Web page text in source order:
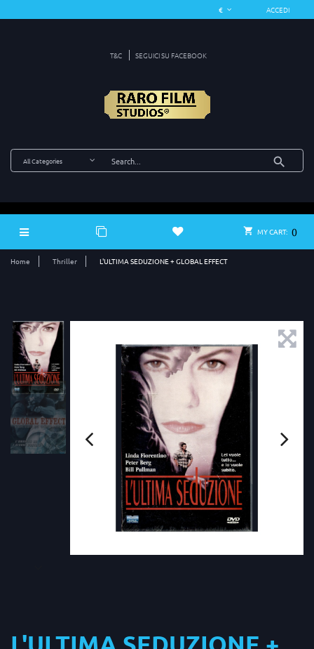
ACCEDI
T&C SEGUICI SU FACEBOOK
MY CART: 0
Home Thriller L'ULTIMA SEDUZIONE + GLOBAL EFFECT